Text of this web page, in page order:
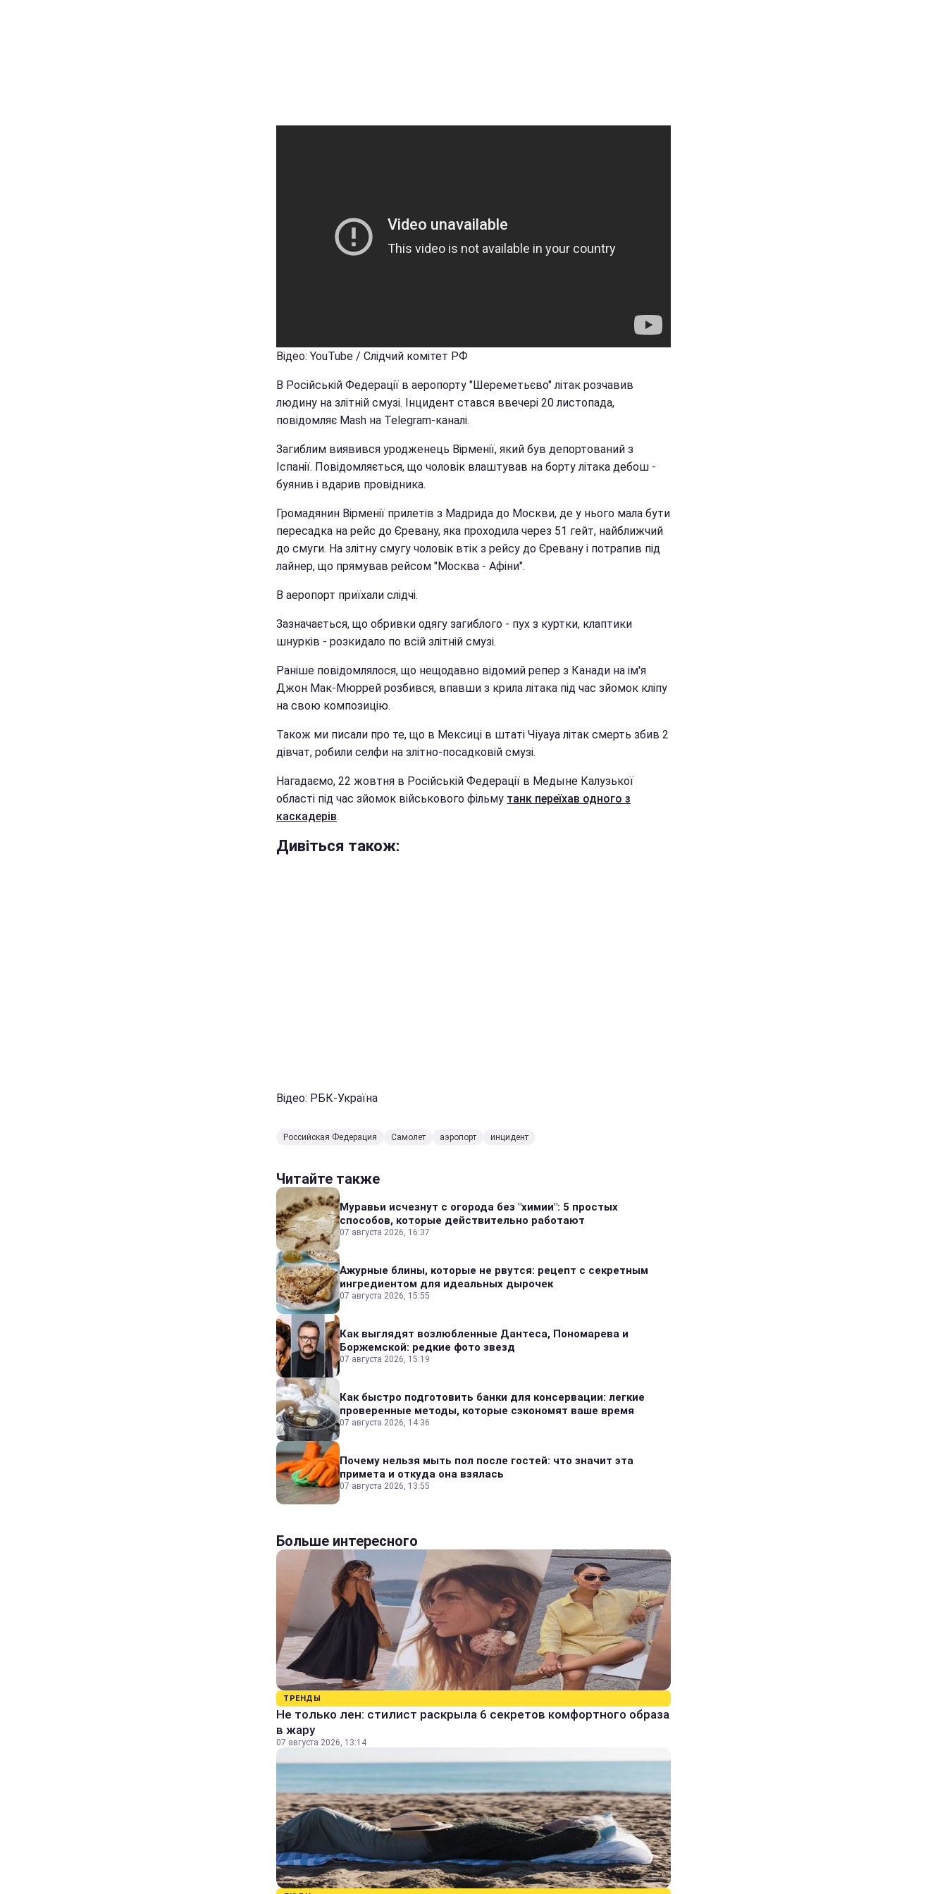
Відео: YouTube / Слідчий комітет РФ
В Російській Федерації в аеропорту "Шереметьєво" літак розчавив
людину на злітній смузі. Інцидент стався ввечері 20 листопада,
повідомляє Mash на Telegram-каналі.
Загиблим виявився уродженець Вірменії, який був депортований з
Іспанії. Повідомляється, що чоловік влаштував на борту літака дебош -
буянив і вдарив провідника.
Громадянин Вірменії прилетів з Мадрида до Москви, де у нього мала бути
пересадка на рейс до Єревану, яка проходила через 51 гейт, найближчий
до смуги. На злітну смугу чоловік втік з рейсу до Єревану і потрапив під
лайнер, що прямував рейсом "Москва - Афіни".
В аеропорт приїхали слідчі.
Зазначається, що обривки одягу загиблого - пух з куртки, клаптики
шнурків - розкидало по всій злітній смузі.
Раніше повідомлялося, що нещодавно відомий репер з Канади на ім'я
Джон Мак-Мюррей розбився, впавши з крила літака під час зйомок кліпу
на свою композицію.
Також ми писали про те, що в Мексиці в штаті Чіуауа літак смерть збив 2
дівчат, робили селфи на злітно-посадковій смузі.
Нагадаємо, 22 жовтня в Російській Федерації в Медыне Калузької
області під час зйомок військового фільму танк переїхав одного з
каскадерів.
Дивіться також:
Відео: РБК-Україна
Российская Федерация Самолет аэропорт инцидент
Читайте также
Муравьи исчезнут с огорода без "химии": 5 простых
способов, которые действительно работают
07 августа 2026, 16:37
Ажурные блины, которые не рвутся: рецепт с секретным
ингредиентом для идеальных дырочек
07 августа 2026, 15:55
Как выглядят возлюбленные Дантеса, Пономарева и
Боржемской: редкие фото звезд
07 августа 2026, 15:19
Как быстро подготовить банки для консервации: легкие
проверенные методы, которые сэкономят ваше время
07 августа 2026, 14:36
Почему нельзя мыть пол после гостей: что значит эта
примета и откуда она взялась
07 августа 2026, 13:55
Больше интересного
ТРЕНДЫ
Не только лен: стилист раскрыла 6 секретов комфортного образа
в жару
07 августа 2026, 13:14